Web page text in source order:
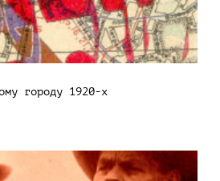
городу 1920-х